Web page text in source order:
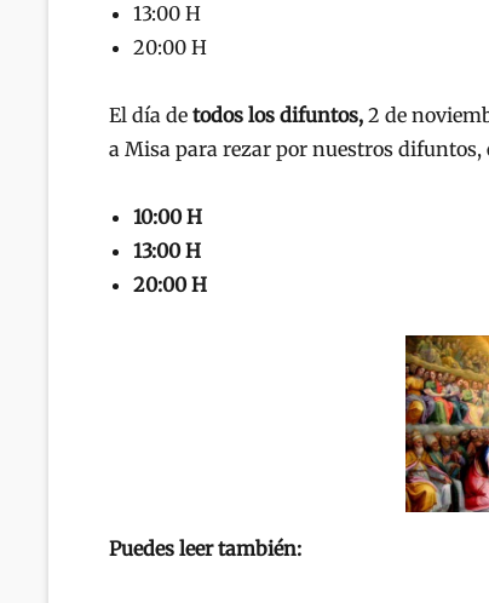
13:00 H
20:00 H
El día de todos los difuntos, 2 de
a Misa para rezar por nuestros
10:00 H
13:00 H
20:00 H
Puedes leer también: